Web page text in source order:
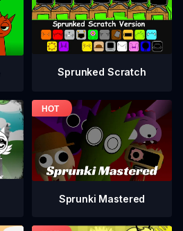
Sprunked Scratch
Sprunki Mastered